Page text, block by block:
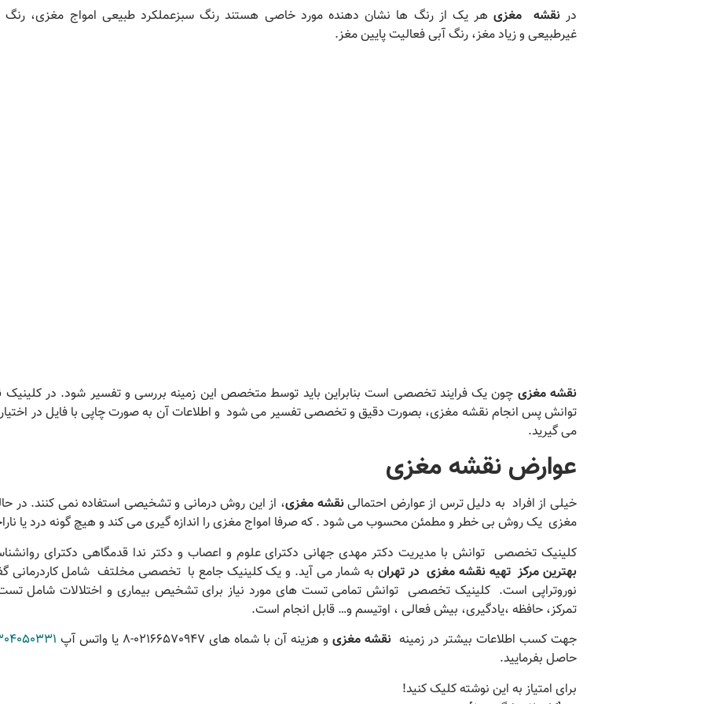
درنقشه مغزیهر یک از رنگ ها نشان دهنده مورد خاصی هستند رنگ سبزعملکرد طبیعی امواج مغزی، رنگ
غیرطبیعی و زیاد مغز، رنگ آبی فعالیت پایین مغز.
نقشه مغزی چون یک فرایند تخصصی است بنابراین باید توسط متخصص این زمینه بررسی و تفسیر شود. در کلینیک
توانش پس انجام نقشه مغزی، بصورت دقیق و تخصصی تفسیر می شود و اطلاعات آن به صورت چاپی با فایل در اختیار
می گیرید.
عوارض نقشه مغزی
خیلی از افراد به دلیل ترس از عوارض احتمالینقشه مغزی، از این روش درمانی و تشخیصی استفاده نمی کنند. در
مغزی یک روش بی خطر و مطمئن محسوب می شود . که صرفا امواج مغزی را اندازه گیری می کند و هیچ گونه درد یا
کلینیک تخصصی توانش با مدیریت دکتر مهدی جهانی دکترای علوم و اعصاب و دکتر ندا قدمگاهی دکترای
بهترین مرکز تهیه نقشه مغزی در تهران به شمار می آید. و یک کلینیک جامع با تخصصی مخلتف شامل کاردرمانی
نوروتراپی است. کلینیک تخصصی توانش تمامی تست های مورد نیاز برای تشخیص بیماری و اختلالات شامل
تمرکز، حافظه ،یادگیری، بیش فعالی ، اوتیسم و… قابل انجام است.
جهت کسب اطلاعات بیشتر در زمینه نقشه مغزی و هزینه آن با شماه های 02166570947-8 یا واتس آپ
حاصل بفرمایید.
برای امتیاز به این نوشته کلیک کنید!